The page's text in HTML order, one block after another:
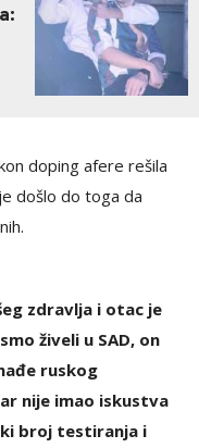
doping afere rešila
došlo do toga da
zdravlja i otac je
živeli u SAD, on
ruskog
nije imao iskustva
broj testiranja i